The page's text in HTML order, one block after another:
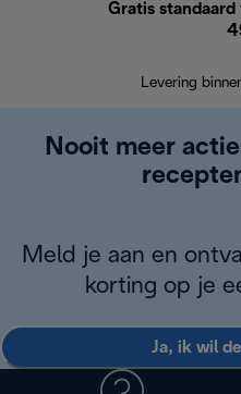
Gratis
Levering
Nooit meer
Meld je aan en
korting op je
Ja, ik wil